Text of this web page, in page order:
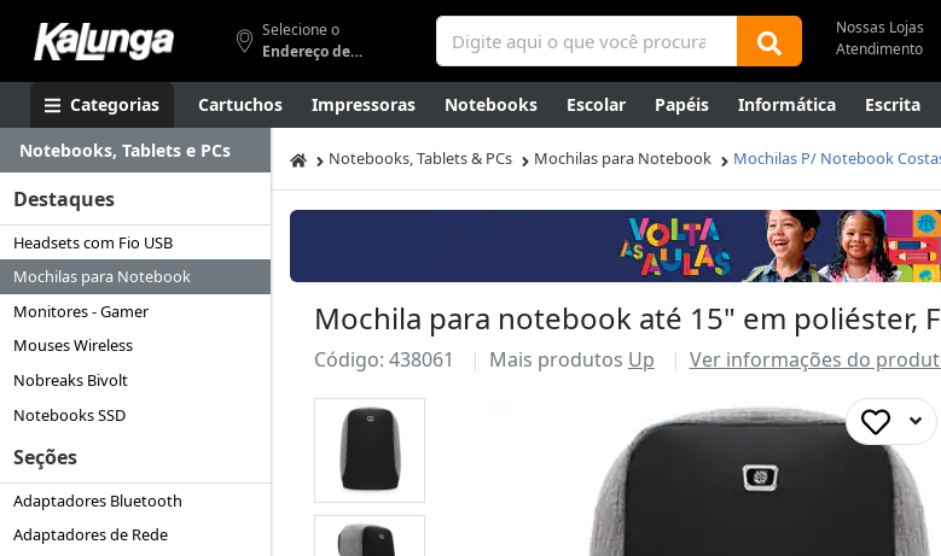
Selecione o
Endereço de entrega
Nossas Lojas
Atendimento
Categorias Cartuchos Impressoras Notebooks Escolar Papéis Informática Escrita
Apresentação Smartphones Artes Gamers Higiene Mídias Envelopes Rede
Canetas Luxo
Outlet
Notebooks, Tablets e PCs
Destaques
Headsets com Fio USB
Mochilas para Notebook
Monitores - Gamer
Mouses Wireless
Nobreaks Bivolt
Notebooks SSD
Seções
Adaptadores Bluetooth
Adaptadores de Rede
Notebooks, Tablets & PCs Mochilas para Notebook Mochilas P/ Notebook
Mochila para notebook até 15" em poliéster,
Código: 438061 Mais produtos Up Ver informações do